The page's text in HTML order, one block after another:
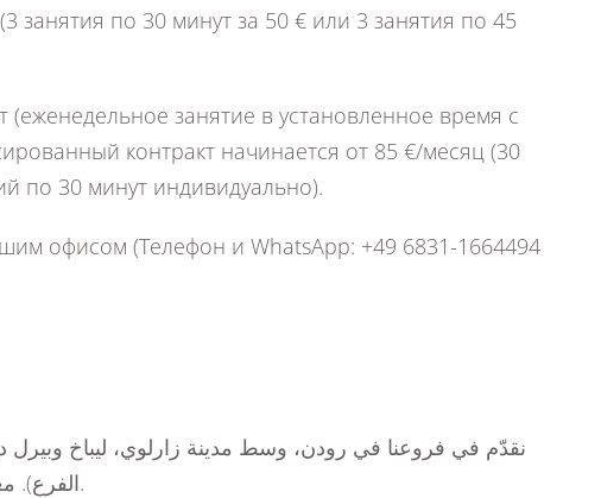
по 30 минут за 50 € или 3 занятия по 45
занятие в установленное время с
контракт начинается от 85 €/месяц (30
по 30 минут индивидуально).
офисом (Телефон и WhatsApp: +49 6831-1664494
نقدّم في فروعنا في رودن، وسط مدينة زارلوي، ليباخ وبيرل
الفرع). معلمونا موسيقيون ومدرسون مؤهلون تأهيلاً عاليًا، يعرفون جيدًا كيفية التعامل مع المبتدئين، المتقدمين والمحترفين.